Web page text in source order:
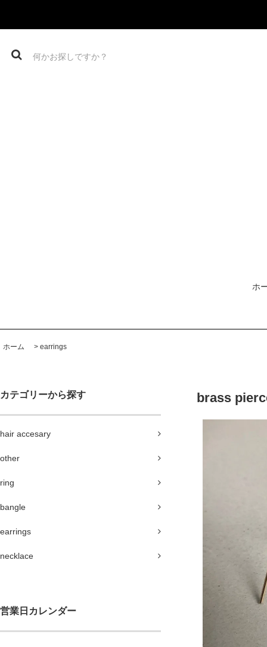
ホ
ホーム > earrings
カテゴリーから探す
hair accesary
other
ring
bangle
earrings
necklace
営業日カレンダー
brass